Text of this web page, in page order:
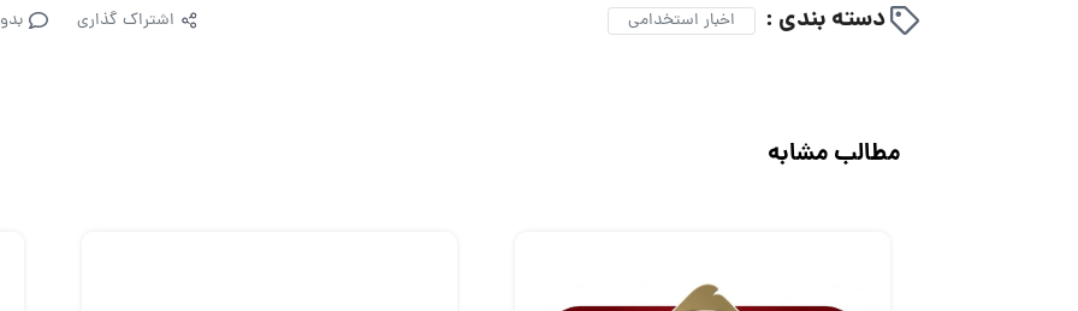
دسته بندی : اخبار استخدامی اشتراک گذاری
مطالب مشابه